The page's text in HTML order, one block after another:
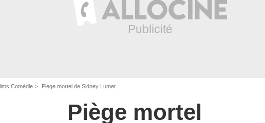
Comédie Piège mortel de Sidney Lumet
Piège mortel